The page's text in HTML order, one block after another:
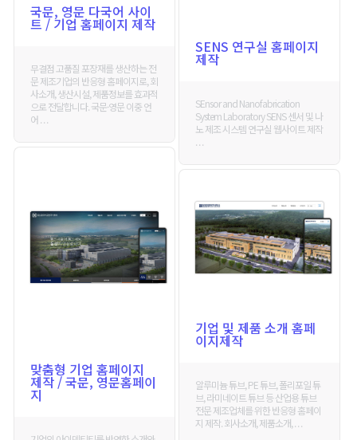
SENS 연구실 홈페이지
제작
SEnsor and Nanofabrication
System Laboratory SENS 센서 및 나
노 제조 시스템 연구실 웹사이트 제작
. . .
국문, 영문 다국어 사이
트 / 기업 홈페이지 제작
무결점 고품질 포장재를 생산하는 전
문 제조기업의 반응형 홈페이지로, 회
사소개, 생산시설, 제품정보를 효과적
으로 전달합니다. 국문·영문 이중 언
어 . . .
맞춤형 기업 홈페이지
제작 / 국문, 영문홈페이
지
기업 및 제품 소개 홈페
이지제작
알루미늄 튜브, PE 튜브, 폴리포일 튜
브, 라미네이트 튜브 등 산업용 튜브
전문 제조업체를 위한 반응형 홈페이
지 제작. 회사소개, 제품소개, . . .